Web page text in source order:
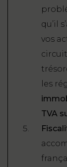
qu’il
vos
les
TVA